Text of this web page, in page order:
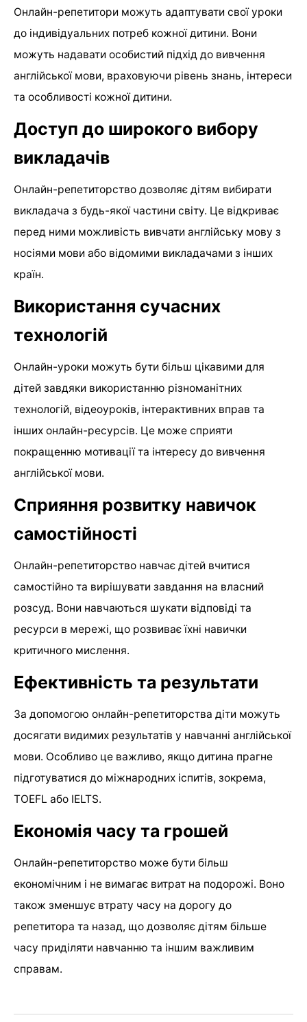
Онлайн-репетитори можуть адаптувати свої уроки
до індивідуальних потреб кожної дитини. Вони
можуть надавати особистий підхід до вивчення
англійської мови, враховуючи рівень знань, інтереси
та особливості кожної дитини.
Доступ до широкого вибору
викладачів
Онлайн-репетиторство дозволяє дітям вибирати
викладача з будь-якої частини світу. Це відкриває
перед ними можливість вивчати англійську мову з
носіями мови або відомими викладачами з інших
країн.
Використання сучасних
технологій
Онлайн-уроки можуть бути більш цікавими для
дітей завдяки використанню різноманітних
технологій, відеоуроків, інтерактивних вправ та
інших онлайн-ресурсів. Це може сприяти
покращенню мотивації та інтересу до вивчення
англійської мови.
Сприяння розвитку навичок
самостійності
Онлайн-репетиторство навчає дітей вчитися
самостійно та вирішувати завдання на власний
розсуд. Вони навчаються шукати відповіді та
ресурси в мережі, що розвиває їхні навички
критичного мислення.
Ефективність та результати
За допомогою онлайн-репетиторства діти можуть
досягати видимих результатів у навчанні англійської
мови. Особливо це важливо, якщо дитина прагне
підготуватися до міжнародних іспитів, зокрема,
TOEFL або IELTS.
Економія часу та грошей
Онлайн-репетиторство може бути більш
економічним і не вимагає витрат на подорожі. Воно
також зменшує втрату часу на дорогу до
репетитора та назад, що дозволяє дітям більше
часу приділяти навчанню та іншим важливим
справам.